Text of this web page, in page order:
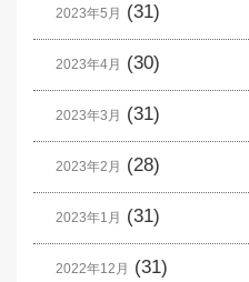
2023年5月 (31)
2023年4月 (30)
2023年3月 (31)
2023年2月 (28)
2023年1月 (31)
2022年12月 (31)